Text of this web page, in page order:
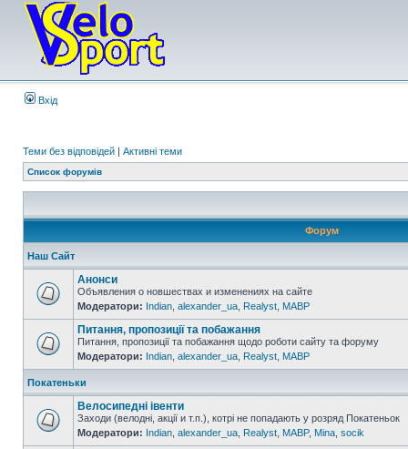
Вхід
Теми без відповідей | Активні теми
Список форумів
Форум
Наш Сайт
Анонси
Объявления о новшествах и изменениях на сайте
Модератори: Indian alexander_ua Realyst MABP
Питання, пропозиції та побажання
Питання, пропозиції та побажання щодо роботи сайту та форуму
Модератори: Indian alexander_ua Realyst MABP
Покатеньки
Велосипедні івенти
Заходи (велодні, акції и т.п.), котрі не попадають у розряд Покатеньок
Модератори: Indian alexander_ua Realyst MABP, Mina socik